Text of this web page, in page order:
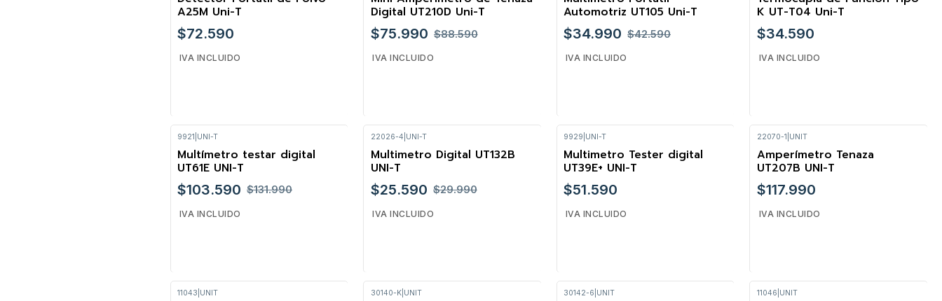
A25M Uni-T
$72.590
IVA INCLUIDO
Digital UT210D Uni-T
$75.990 $88.590
IVA INCLUIDO
Automotriz UT105 Uni-T
$34.990 $42.590
IVA INCLUIDO
K UT-T04 Uni-T
$34.590
IVA INCLUIDO
-22%
9921 UNI-T
Multímetro testar digital
UT61E UNI-T
$103.590 $131.990
IVA INCLUIDO
-15%
22026-4 UNI-T
Multimetro Digital UT132B
UNI-T
$25.590 $29.990
IVA INCLUIDO
9929 UNI-T
Multimetro Tester digital
UT39E+ UNI-T
$51.590
IVA INCLUIDO
22070-1 UNIT
Amperímetro Tenaza
UT207B UNI-T
$117.990
IVA INCLUIDO
11043 UNIT 30140-K| UNIT 30142-6 UNIT 11046 UNIT